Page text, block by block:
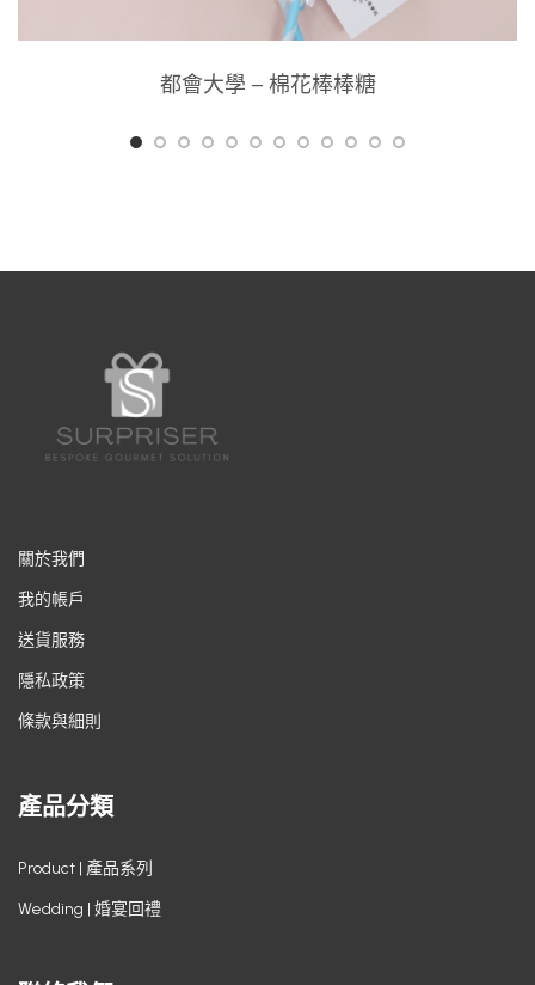
都會大學 – 棉花棒棒糖
關於我們
我的帳戶
送貨服務
隱私政策
條款與細則
產品分類
Product | 產品系列
Wedding | 婚宴回禮